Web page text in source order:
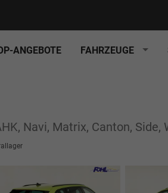
ANGEBOTE FAHRZEUGE
Navi, Matrix, Canton,